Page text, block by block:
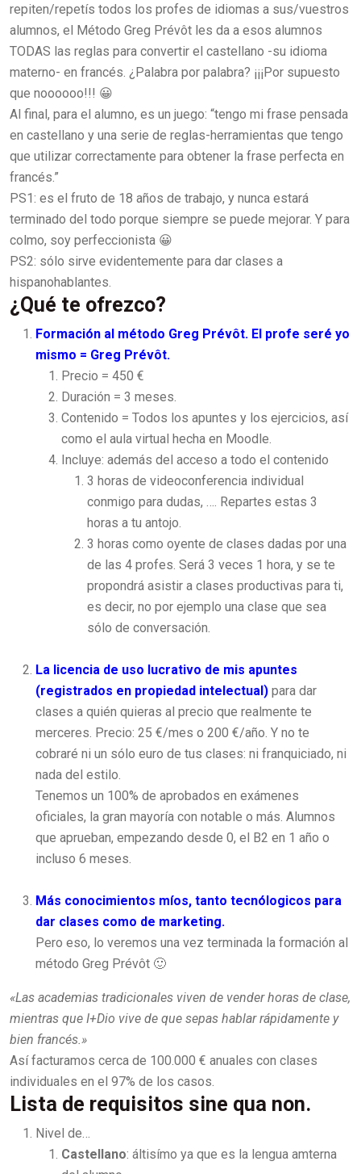
repiten/repetís todos los profes de idiomas a sus/vuestros
alumnos, el Método Greg Prévôt les da a esos alumnos
TODAS las reglas para convertir el castellano -su idioma
materno- en francés. ¿Palabra por palabra? ¡¡¡Por supuesto
que noooooo!!! 😀
Al final, para el alumno, es un juego: “tengo mi frase pensada
en castellano y una serie de reglas-herramientas que tengo
que utilizar correctamente para obtener la frase perfecta en
francés.”
PS1: es el fruto de 18 años de trabajo, y nunca estará
terminado del todo porque siempre se puede mejorar. Y para
colmo, soy perfeccionista 😀
PS2: sólo sirve evidentemente para dar clases a
hispanohablantes.
¿Qué te ofrezco?
Formación al método Greg Prévôt. El profe seré yo
mismo = Greg Prévôt.
Precio = 450 €
Duración = 3 meses.
Contenido = Todos los apuntes y los ejercicios, así
como el aula virtual hecha en Moodle.
Incluye: además del acceso a todo el contenido
3 horas de videoconferencia individual
conmigo para dudas, …. Repartes estas 3
horas a tu antojo.
3 horas como oyente de clases dadas por una
de las 4 profes. Será 3 veces 1 hora, y se te
propondrá asistir a clases productivas para ti,
es decir, no por ejemplo una clase que sea
sólo de conversación.
La licencia de uso lucrativo de mis apuntes
(registrados en propiedad intelectual) para dar
clases a quién quieras al precio que realmente te
merceres. Precio: 25 €/mes o 200 €/año. Y no te
cobraré ni un sólo euro de tus clases: ni franquiciado, ni
nada del estilo.
Tenemos un 100% de aprobados en exámenes
oficiales, la gran mayoría con notable o más. Alumnos
que aprueban, empezando desde 0, el B2 en 1 año o
incluso 6 meses.
Más conocimientos míos, tanto tecnólogicos para
dar clases como de marketing.
Pero eso, lo veremos una vez terminada la formación al
método Greg Prévôt 🙂
«Las academias tradicionales viven de vender horas de clase,
mientras que I+Dio vive de que sepas hablar rápidamente y
bien francés.»
Así facturamos cerca de 100.000 € anuales con clases
individuales en el 97% de los casos.
Lista de requisitos sine qua non.
Nivel de…
Castellano: áltisímo ya que es la lengua amterna